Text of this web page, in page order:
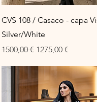
CVS 108 / Casaco - capa
Silver/White
Preço normal
1500,00 € Preço
1275,00 €